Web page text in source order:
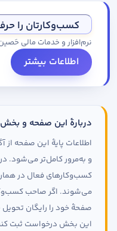
کسب‌وکارتان را
نرم‌افزار و خدمات مالی
اطلاعات بیشتر
دربارهٔ این صفحه و
اطلاعات پایهٔ این صفحه
و به‌مرور کامل‌تر می‌شود.
کسب‌وکارهای فعال در
می‌شوند. اگر صاحب
صفحهٔ خود را رایگان تحویل
این بخش درخواست ثبت